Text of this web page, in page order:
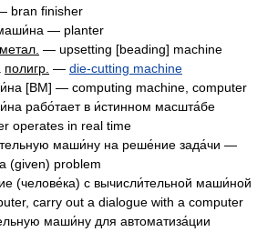
bran finisher
— planter
метал. — upsetting [beading] machine
полигр. — die-cutting machine
[ВМ] — computing machine, computer
рабо́тает в и́стинном масшта́бе
operates in real time
маши́ну на реше́ние зада́чи —
(given) problem
(челове́ка) с вычисли́тельной маши́ной
carry out a dialogue with a computer
маши́ну для автоматиза́ции